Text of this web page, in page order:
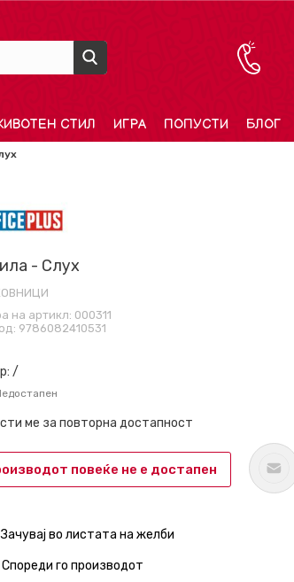
СТИЛ ИГРА ПОПУСТИ БЛОГ
- Слух
на артикл: 000311
9786082410531
/
ме за повторна достапност
повеќе не е достапен
Зачувај во листата на желби
Спореди го производот